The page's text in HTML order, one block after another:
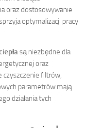
oraz dostosowywanie
optymalizacji pracy
są niezbędne dla
oraz
czyszczenie filtrów,
parametrów mają
działania tych